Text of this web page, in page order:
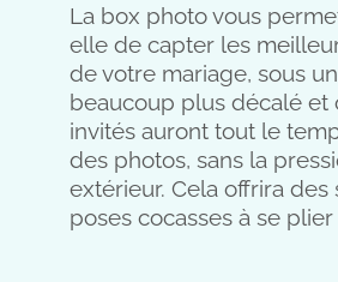
La box photo vous
elle de capter les
de votre mariage, sous
beaucoup plus décalé et
invités auront tout le
des photos, sans la
extérieur. Cela offrira des
poses cocasses à se